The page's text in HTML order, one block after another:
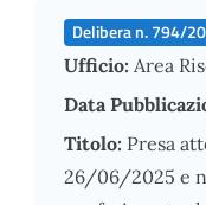
Delibera n. 794/
Ufficio: Area
Data
Titolo: Presa
26/06/2025 e